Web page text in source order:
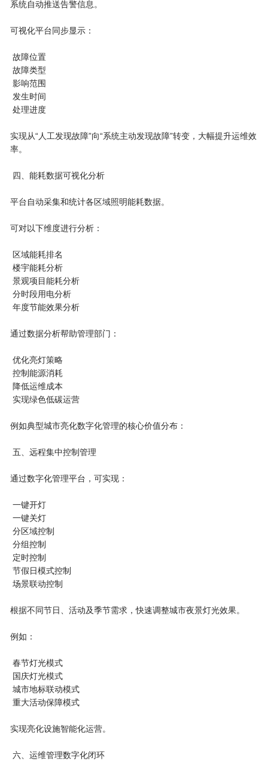
系统自动推送告警信息。
可视化平台同步显示：
故障位置
故障类型
影响范围
发生时间
处理进度
实现从“人工发现故障”向“系统主动发现故障”转变，大幅提升运维效
率。
四、能耗数据可视化分析
平台自动采集和统计各区域照明能耗数据。
可对以下维度进行分析：
区域能耗排名
楼宇能耗分析
景观项目能耗分析
分时段用电分析
年度节能效果分析
通过数据分析帮助管理部门：
优化亮灯策略
控制能源消耗
降低运维成本
实现绿色低碳运营
例如典型城市亮化数字化管理的核心价值分布：
五、远程集中控制管理
通过数字化管理平台，可实现：
一键开灯
一键关灯
分区域控制
分组控制
定时控制
节假日模式控制
场景联动控制
根据不同节日、活动及季节需求，快速调整城市夜景灯光效果。
例如：
春节灯光模式
国庆灯光模式
城市地标联动模式
重大活动保障模式
实现亮化设施智能化运营。
六、运维管理数字化闭环